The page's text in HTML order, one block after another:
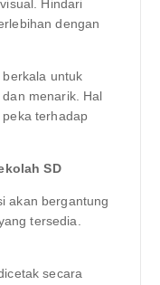
Hindari
dengan
untuk
menarik. Hal
terhadap
SD
akan bergantung
tersedia.
secara